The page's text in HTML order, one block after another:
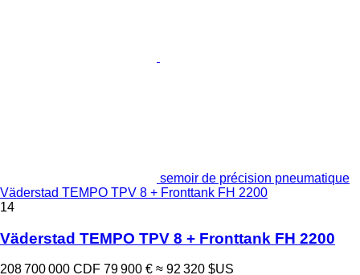
semoir de précision pneumatique
Väderstad TEMPO TPV 8 + Fronttank FH 2200
14
Väderstad TEMPO TPV 8 + Fronttank FH 2200
208 700 000 CDF 79 900 € ≈ 92 320 $US